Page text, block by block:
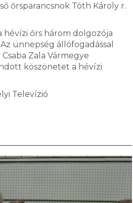
őrsparancsnok Tóth Károly r.
hévízi őrs három dolgozója
ünnepség állófogadással
Zala Vármegye
köszönetet a hévízi
Televízió